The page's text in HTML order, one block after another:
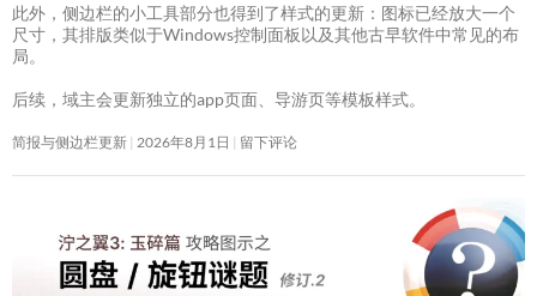
此外，侧边栏的小工具部分也得到了样式的更新：图标已经放大一个
尺寸，其排版类似于Windows控制面板以及其他古早软件中常见的布
局。
后续，域主会更新独立的app页面、导游页等模板样式。
简报与侧边栏更新 2026年8月1日 留下评论